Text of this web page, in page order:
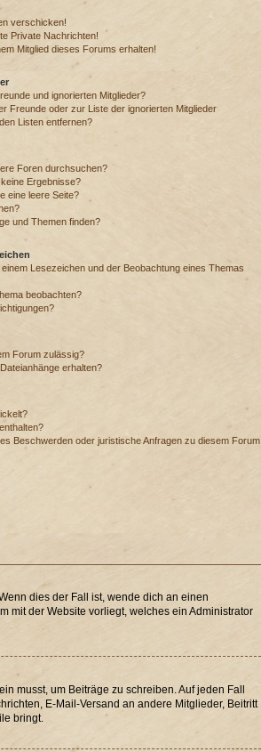
verschicken!
Private Nachrichten!
Mitglied dieses Forums erhalten!
und ignorierten Mitglieder?
Freunde oder zur Liste der ignorierten Mitglieder
Listen entfernen?
Foren durchsuchen?
Ergebnisse?
eine leere Seite?
und Themen finden?
Lesezeichen und der Beobachtung eines Themas
beobachten?
Forum zulässig?
erhalten?
Beschwerden oder juristische Anfragen zu diesem Forum
dies der Fall ist, wende dich an einen
mit der Website vorliegt, welches ein Administrator
musst, um Beiträge zu schreiben. Auf jeden Fall
E-Mail-Versand an andere Mitglieder, Beitritt
bringt.